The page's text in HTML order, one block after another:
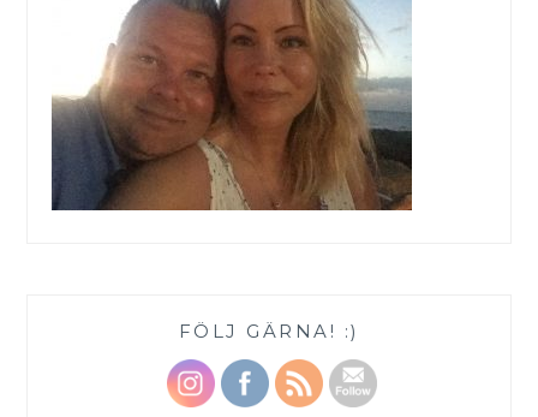
FÖLJ GÄRNA! :)